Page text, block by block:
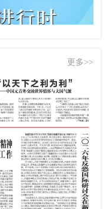
更多>>